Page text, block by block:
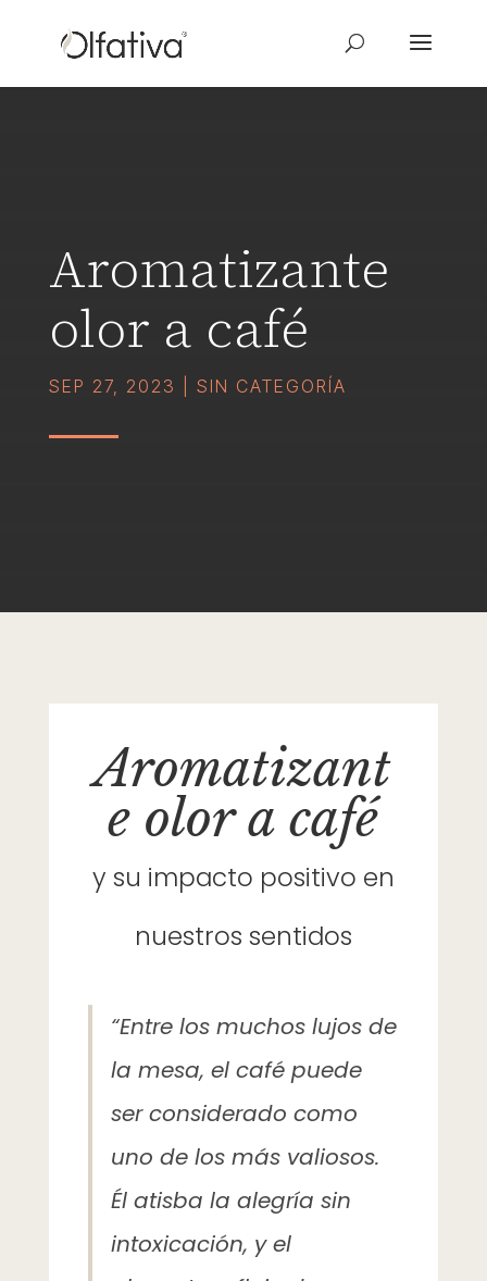
Aromatizante
olor a café
SEP 27, 2023 SIN CATEGORÍA
Aromatizant
e olor a café
y su impacto positivo en
nuestros sentidos
“Entre los muchos lujos de
la mesa, el café puede
ser considerado como
uno de los más valiosos.
Él atisba la alegría sin
intoxicación, y el